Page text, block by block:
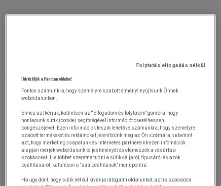
Folytatás elfogadás nélkül
Üdvözöljük a Manutan oldalán!
Fontos számunkra, hogy személyre szabott élményt nyújtsunk Önnek
weboldalunkon.
Ehhez azt kérjük, kattintson az “Elfogadom és folytatom” gombra, hogy
honlapunk sütik (cookie) segítségével információt cserélhessen
böngészőjével. Ezen információk teszik lehetővé számunkra, hogy személyre
szabott termékeket és reklámokat jelenítsünk meg az Ön számára, valamint
azt, hogy marketing csapatunk és internetes partnereink ezen infomációk
alapján mérjék weboldalunk teljesítményét és elemezzék a vásárlási
szokásokat. Ha többet szeretne tudni a sütik céljáról, típusáról és azok
beállításáról, kattintson a "süti beállítások" menüpontra.
Ha úgy dönt, hogy sütik nélkül kívánja látogatni oldalunkat, azt is szabadon